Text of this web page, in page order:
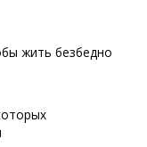
жить безбедно